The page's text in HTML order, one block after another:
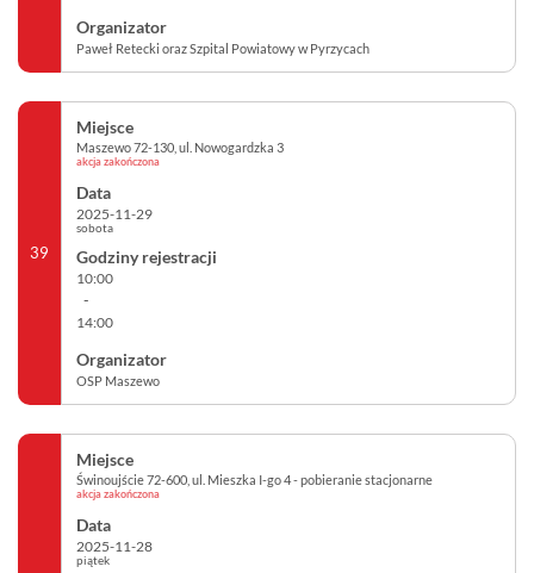
Paweł Retecki oraz Szpital Powiatowy w Pyrzycach
39
Maszewo 72-130, ul. Nowogardzka 3
akcja zakończona
2025-11-29
sobota
10:00
-
14:00
OSP Maszewo
Świnoujście 72-600, ul. Mieszka I-go 4 - pobieranie stacjonarne
akcja zakończona
2025-11-28
piątek